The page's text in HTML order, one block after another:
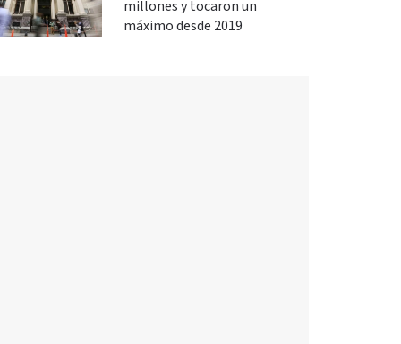
millones y tocaron un
máximo desde 2019